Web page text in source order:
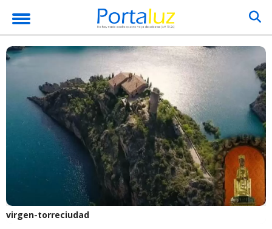
virgen-torreciudad